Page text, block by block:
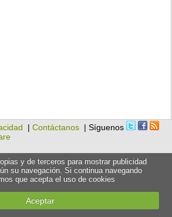
|Contáctanos | Síguenos
y de terceros para mostrar publicidad
su navegación. Si continua navegando
que acepta el uso de cookies
Aceptar